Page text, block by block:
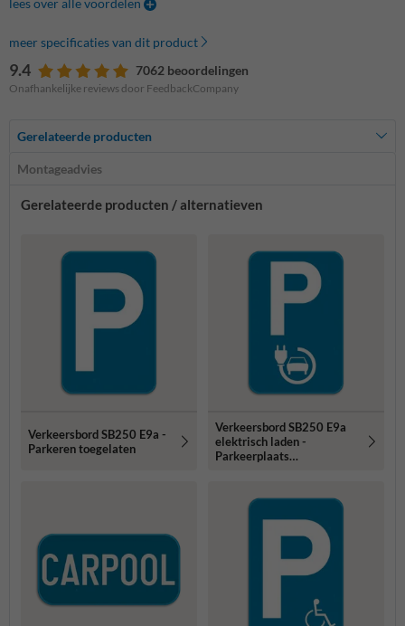
meer specificaties van dit product
9.4 7062 beoordelingen
Onafhankelijke reviews door FeedbackCompany
Gerelateerde producten
Montageadvies
Gerelateerde producten / alternatieven
Verkeersbord SB250 E9a -
Parkeren toegelaten
Verkeersbord SB250 E9a
elektrisch laden -
Parkeerplaats